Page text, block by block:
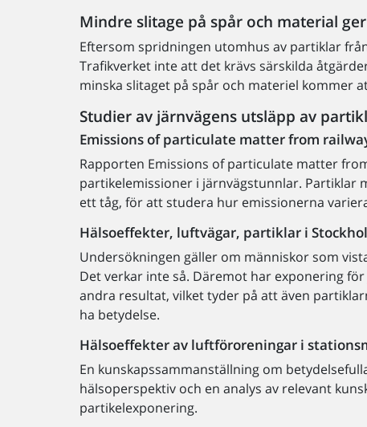
Mindre slitage på spår och material
Eftersom spridningen utomhus av partiklar
Trafikverket inte att det krävs särskilda
minska slitaget på spår och materiel kommer
Studier av järnvägens utsläpp av
Emissions of particulate matter from
Rapporten Emissions of particulate matter
partikelemissioner i järnvägstunnlar. Partiklar
ett tåg, för att studera hur emissionerna
Hälsoeffekter, luftvägar, partiklar i
Undersökningen gäller om människor som
Det verkar inte så. Däremot har exponering
andra resultat, vilket tyder på att även
ha betydelse.
Hälsoeffekter av luftföroreningar i
En kunskapssammanställning om
hälsoperspektiv och en analys av relevant
partikelexponering.